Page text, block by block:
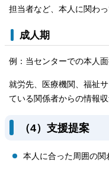
担当者など、本人に関わ
成人期
例：当センターでの本人
就労先、医療機関、福祉
ている関係者からの情報
（4）支援提案
本人に合った周囲の関